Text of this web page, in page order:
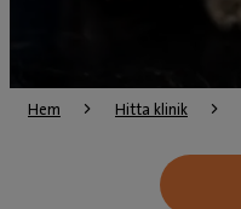
Hem Hitta klinik